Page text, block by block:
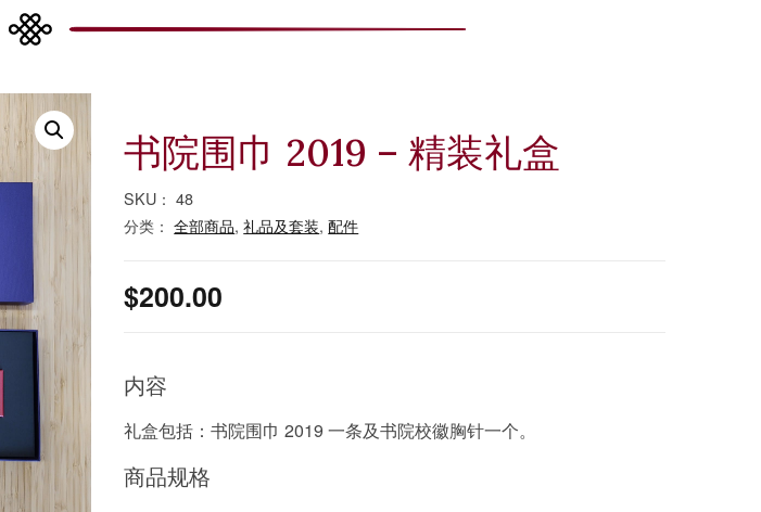
书院围巾 2019 – 精装礼盒
SKU：48
分类：全部商品,礼品及套装,配件
$200.00
内容
礼盒包括：书院围巾 2019 一条及书院校徽胸针一个。
商品规格